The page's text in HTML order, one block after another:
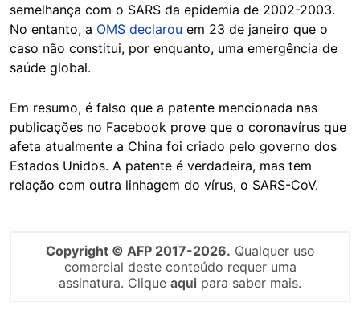
semelhança com o SARS da epidemia de 2002-2003.
No entanto, a OMS declarou em 23 de janeiro que o
caso não constitui, por enquanto, uma emergência de
saúde global.
Em resumo, é falso que a patente mencionada nas
publicações no Facebook prove que o coronavírus que
afeta atualmente a China foi criado pelo governo dos
Estados Unidos. A patente é verdadeira, mas tem
relação com outra linhagem do vírus, o SARS-CoV.
Copyright © AFP 2017-2026. Qualquer uso
comercial deste conteúdo requer uma
assinatura. Clique aqui para saber mais.